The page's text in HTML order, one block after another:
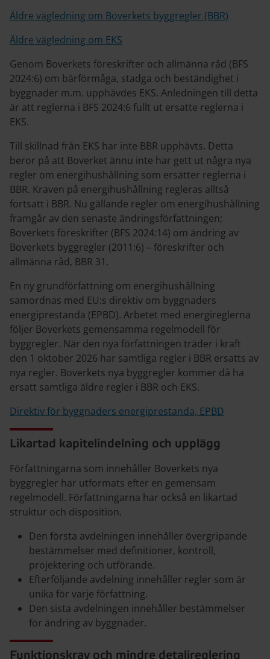
Äldre vägledning om Boverkets byggregler (BBR)
Äldre vägledning om EKS
Genom Boverkets föreskrifter och allmänna råd (BFS
2024:6) om bärförmåga, stadga och beständighet i
byggnader m.m. upphävdes EKS. Anledningen till detta
är att reglerna i BFS 2024:6 fullt ut ersatte reglerna i
EKS.
Till skillnad från EKS har inte BBR upphävts. Detta
beror på att Boverket ännu inte har gett ut några nya
regler om energihushållning som ersätter reglerna i
BBR. Kraven på energihushållning regleras alltså
fortsatt i BBR. Nu gällande regler om energihushållning
framgår av den senaste ändringsförfattningen;
Boverkets föreskrifter (BFS 2024:14) om ändring av
Boverkets byggregler (2011:6) – föreskrifter och
allmänna råd, BBR 31.
En ny grundförfattning om energihushållning
samordnas med EU:s direktiv om byggnaders
energiprestanda (EPBD). Arbetet med energireglerna
följer Boverkets gemensamma regelmodell för
byggregler. När den nya författningen träder i kraft
den 1 oktober 2026 har samtliga regler i BBR ersatts av
nya regler. Boverkets nya byggregler kommer då ha
ersatt samtliga äldre regler i BBR och EKS.
Direktiv för byggnaders energiprestanda, EPBD
Likartad kapitelindelning och upplägg
Författningarna som innehåller Boverkets nya
byggregler har utformats efter en gemensam
regelmodell. Författningarna har också en likartad
struktur och disposition.
Den första avdelningen innehåller övergripande
bestämmelser med definitioner, kontroll,
projektering och utförande.
Efterföljande avdelning innehåller regler som är
unika för varje författning.
Den sista avdelningen innehåller bestämmelser
för ändring av byggnader.
Funktionskrav och mindre detaljreglering